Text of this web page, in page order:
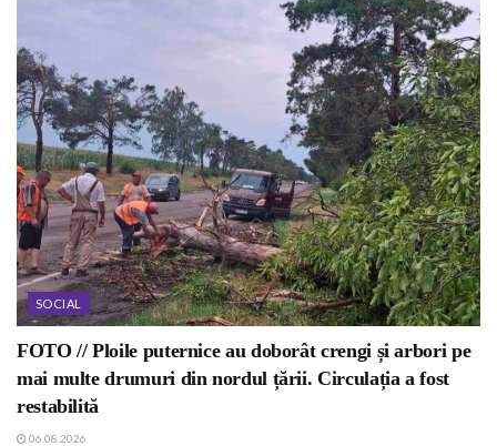
SOCIAL
FOTO // Ploile puternice au doborât crengi și arbori pe
mai multe drumuri din nordul țării. Circulația a fost
restabilită
06.08.2026